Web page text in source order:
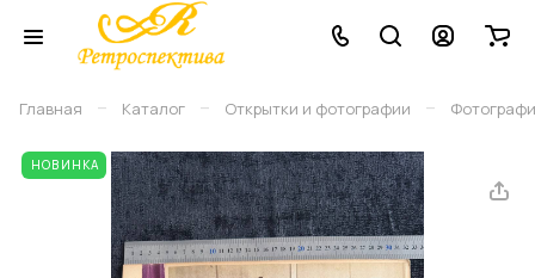
Главная – Каталог – Открытки и фотографии –
НОВИНКА